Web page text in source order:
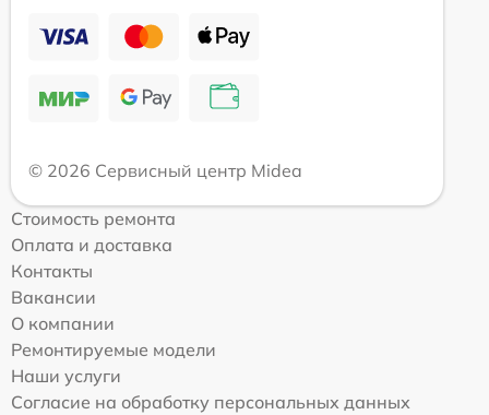
© 2026 Сервисный центр Midea
Стоимость ремонта
Оплата и доставка
Контакты
Вакансии
О компании
Ремонтируемые модели
Наши услуги
Согласие на обработку персональных данных